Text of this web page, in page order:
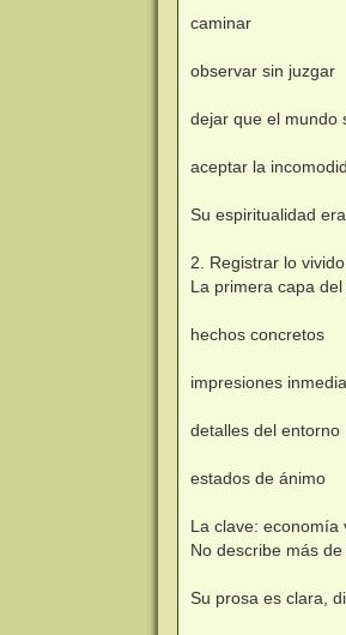
caminar
observar sin juzgar
dejar que el mundo
aceptar la
Su espiritualidad
2. Registrar lo
La primera capa
hechos concretos
impresiones
detalles del entorno
estados de ánimo
La clave: economía
No describe más
Su prosa es clara,